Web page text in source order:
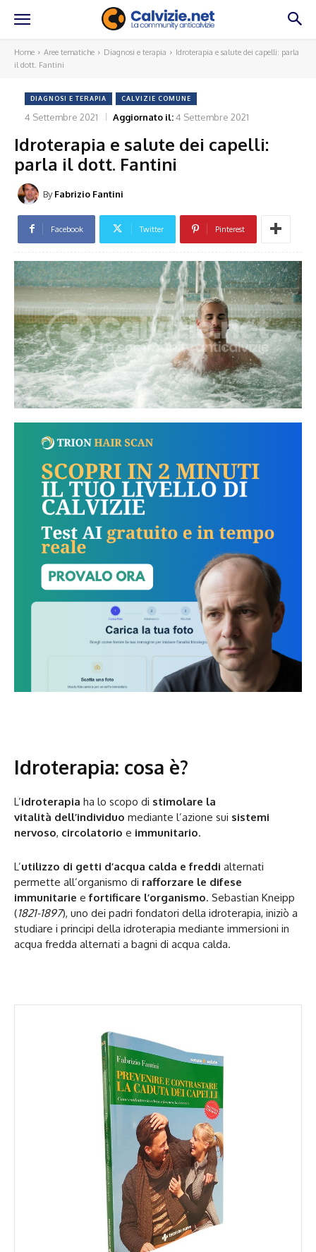
Home Aree tematiche Diagnosi e terapia
Idroterapia e salute dei capelli: parla
il dott. Fantini
DIAGNOSI E TERAPIA CALVIZIE COMUNE
4 Settembre 2021 Aggiornato il:4 Settembre 2021
Idroterapia e salute dei capelli:
parla il dott. Fantini
By Fabrizio Fantini
Facebook Twitter Pinterest
Idroterapia: cosa è?
L’idroterapia ha lo scopo di stimolare la
vitalità dell’individuo mediante l’azione sui sistemi
nervoso, circolatorio e immunitario.
L’utilizzo di getti d’acqua calda e freddi alternati
permette all’organismo di rafforzare le difese
immunitarie efortificare l’organismo. Sebastian Kneipp
(1821-1897), uno dei padri fondatori della idroterapia, iniziò a
studiare i principi della idroterapia mediante immersioni in
acqua fredda alternati a bagni di acqua calda.